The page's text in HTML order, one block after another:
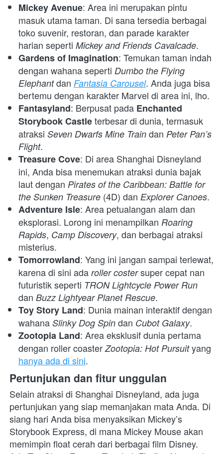
Mickey Avenue: Area ini merupakan pintu
masuk utama taman. Di sana tersedia berbagai
toko suvenir, restoran, dan parade karakter
harian seperti Mickey and Friends Cavalcade.
Gardens of Imagination: Temukan taman indah
dengan wahana seperti Dumbo the Flying
Elephant dan Fantasia Carousel. Anda juga bisa
bertemu dengan karakter Marvel di area ini, lho.
Fantasyland: Berpusat pada Enchanted
Storybook Castle terbesar di dunia, termasuk
atraksi Seven Dwarfs Mine Train dan Peter Pan’s
Flight.
Treasure Cove: Di area Shanghai Disneyland
ini, Anda bisa menemukan atraksi dunia bajak
laut dengan Pirates of the Caribbean: Battle for
the Sunken Treasure (4D) dan Explorer Canoes.
Adventure Isle: Area petualangan alam dan
eksplorasi. Lorong ini menampilkan Roaring
Rapids, Camp Discovery, dan berbagai atraksi
misterius.
Tomorrowland: Yang ini jangan sampai terlewat,
karena di sini ada roller coster super cepat nan
futuristik seperti TRON Lightcycle Power Run
dan Buzz Lightyear Planet Rescue.
Toy Story Land: Dunia mainan interaktif dengan
wahana Slinky Dog Spin dan Cubot Galaxy.
Zootopia Land: Area eksklusif dunia pertama
dengan roller coaster Zootopia: Hot Pursuit
hanya ada di sini.
Pertunjukan dan fitur unggulan
Selain atraksi di Shanghai Disneyland, ada juga
pertunjukan yang siap memanjakan mata Anda. Di
siang hari Anda bisa menyaksikan Mickey’s
Storybook Express, di mana Mickey Mouse akan
memimpin float cerah dari berbagai film Disney.